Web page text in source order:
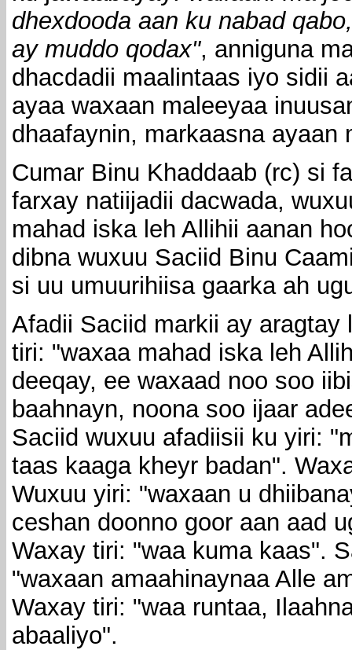
dhexdooda aan ku nabad
ay muddo qodax", anniguna
dhacdadii maalintaas iyo sidii
ayaa waxaan maleeyaa
dhaafaynin, markaasna ayaan
Cumar Binu Khaddaab (rc) si
farxay natiijadii dacwada,
mahad iska leh Allihii aanan
dibna wuxuu Saciid Binu
si uu umuurihiisa gaarka ah
Afadii Saciid markii ay aragtay
tiri: "waxaa mahad iska leh
deeqay, ee waxaad noo soo
baahnayn, noona soo ijaar
Saciid wuxuu afadiisii ku yiri:
taas kaaga kheyr badan".
Wuxuu yiri: "waxaan u
ceshan doonno goor aan aad
Waxay tiri: "waa kuma kaas".
"waxaan amaahinaynaa Alle
Waxay tiri: "waa runtaa,
abaaliyo".